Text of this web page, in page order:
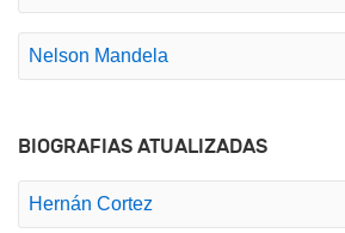
Nelson Mandela
BIOGRAFIAS ATUALIZADAS
Hernán Cortez